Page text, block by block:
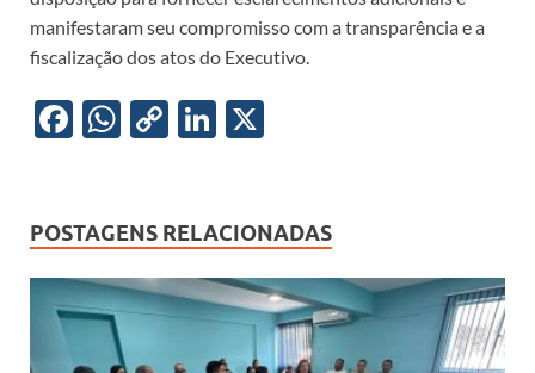
manifestaram seu compromisso com a transparência e a
fiscalização dos atos do Executivo.
F
b
o
o
W
s
A
p
p
C
y
Li
n
Li
e
dI
n
POSTAGENS RELACIONADAS